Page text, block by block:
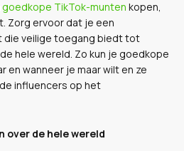
goedkope TikTok-munten kopen,
Zorg ervoor dat je een
die veilige toegang biedt tot
hele wereld. Zo kun je goedkope
en wanneer je maar wilt en ze
influencers op het
over de hele wereld